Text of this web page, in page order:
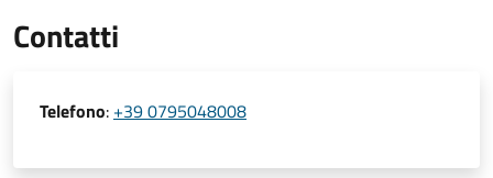
Contatti
Telefono: +39 0795048008